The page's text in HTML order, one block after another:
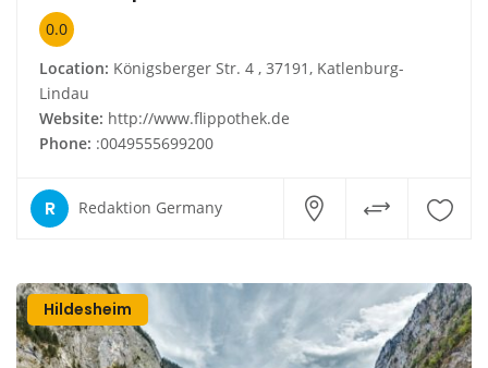
0.0
Location: Königsberger Str. 4 , 37191, Katlenburg-
Lindau
Website: http://www.flippothek.de
Phone: :0049555699200
R Redaktion Germany
Hildesheim